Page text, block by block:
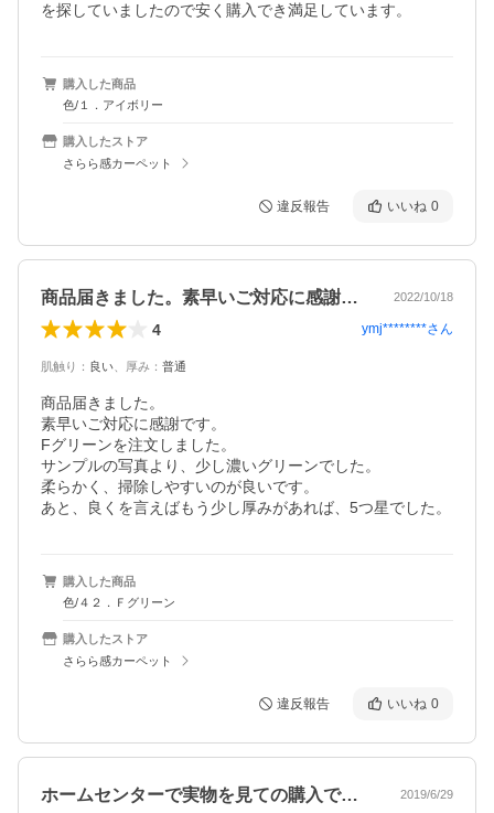
を探していましたので安く購入でき満足しています。
購入した商品
色/１．アイボリー
購入したストア
さらら感カーペット
違反報告 いいね 0
商品届きました。素早いご対応に感謝です… 2022/10/18
4 ymj********さん
肌触り ： 良い 厚み ： 普通
商品届きました。
素早いご対応に感謝です。
Fグリーンを注文しました。
サンプルの写真より、少し濃いグリーンでした。
柔らかく、掃除しやすいのが良いです。
あと、良くを言えばもう少し厚みがあれば、5つ星でした。
購入した商品
色/４２．Ｆグリーン
購入したストア
さらら感カーペット
違反報告 いいね 0
ホームセンターで実物を見ての購入です。… 2019/6/29